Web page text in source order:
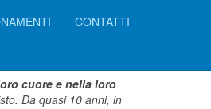
CONTATTI
cuore e nella loro
Da quasi 10 anni, in